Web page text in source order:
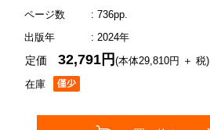
ページ数
: 736pp.
出版年
: 2024年
在庫
定価32,791円(本体29,810円 ＋ 税)